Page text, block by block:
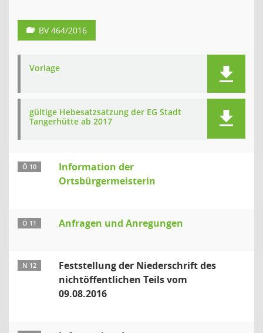
BV 464/2016
Vorlage
gültige Hebesatzsatzung der EG Stadt
Tangerhütte ab 2017
Ö 10
Information der
Ortsbürgermeisterin
Ö 11 Anfragen und Anregungen
N 12
Feststellung der Niederschrift des
nichtöffentlichen Teils vom
09.08.2016